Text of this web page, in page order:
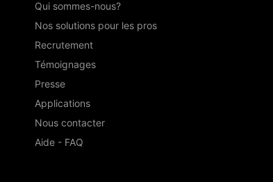
Qui sommes-nous?
Nos solutions pour les pros
Recrutement
Témoignages
Presse
Applications
Nous contacter
Aide - FAQ